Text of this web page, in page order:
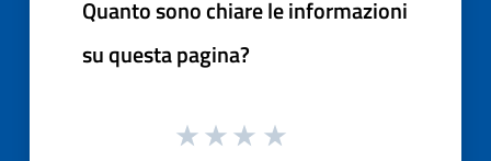
Quanto sono chiare le informazioni
su questa pagina?